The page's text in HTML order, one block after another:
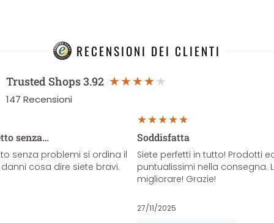
RECENSIONI DEI CLIENTI
Trusted Shops3.92
147 Recensioni
senza…
senza problemi si ordina il
cosa dire siete bravi.
Soddisfatta
Siete perfetti in tutto! Prodotti
puntualissimi nella consegna.
migliorare! Grazie!
27/11/2025